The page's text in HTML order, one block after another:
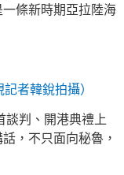
條新時期亞拉陸海
者韓銳拍攝）
談判、開港典禮上
，不只面向秘魯，